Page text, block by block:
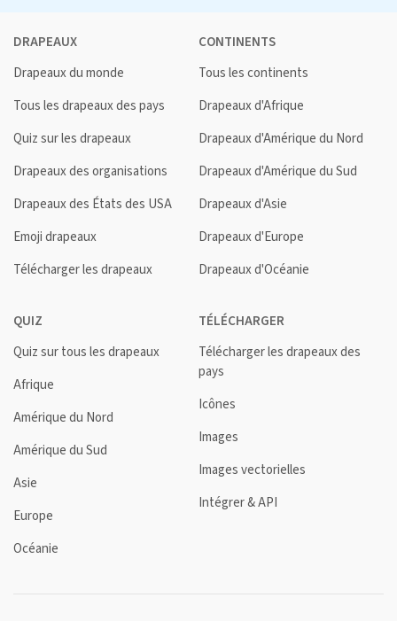
DRAPEAUX
Drapeaux du monde
Tous les drapeaux des pays
Quiz sur les drapeaux
Drapeaux des organisations
Drapeaux des États des USA
Emoji drapeaux
Télécharger les drapeaux
CONTINENTS
Tous les continents
Drapeaux d'Afrique
Drapeaux d'Amérique du Nord
Drapeaux d'Amérique du Sud
Drapeaux d'Asie
Drapeaux d'Europe
Drapeaux d'Océanie
QUIZ
Quiz sur tous les drapeaux
Afrique
Amérique du Nord
Amérique du Sud
Asie
Europe
Océanie
TÉLÉCHARGER
Télécharger les drapeaux des
pays
Icônes
Images
Images vectorielles
Intégrer & API